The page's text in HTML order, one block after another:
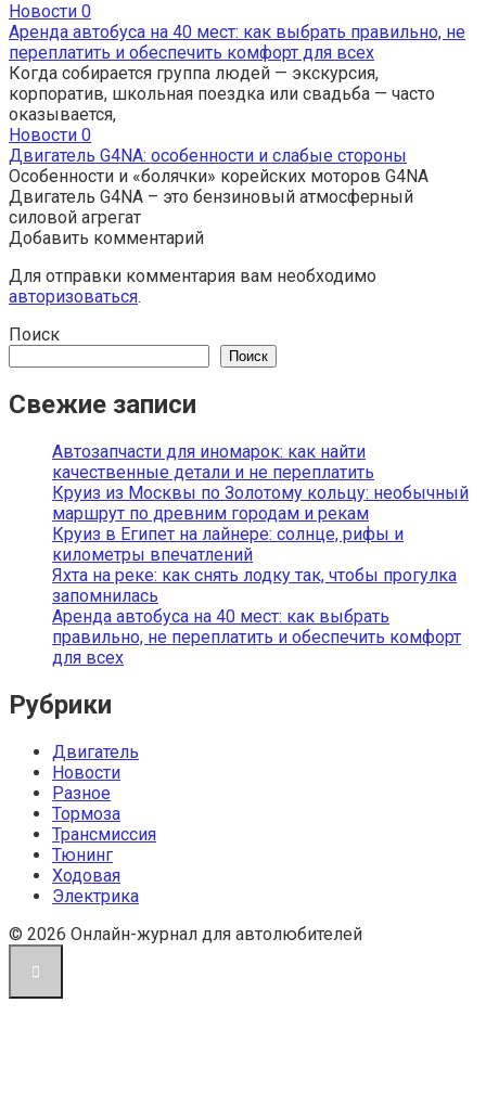
Новости 0
Аренда автобуса на 40 мест: как выбрать правильно, не
переплатить и обеспечить комфорт для всех
Когда собирается группа людей — экскурсия,
корпоратив, школьная поездка или свадьба — часто
оказывается,
Новости 0
Двигатель G4NA: особенности и слабые стороны
Особенности и «болячки» корейских моторов G4NA
Двигатель G4NA – это бензиновый атмосферный
силовой агрегат
Добавить комментарий
Для отправки комментария вам необходимо
авторизоваться.
Поиск
Поиск
Свежие записи
Автозапчасти для иномарок: как найти
качественные детали и не переплатить
Круиз из Москвы по Золотому кольцу: необычный
маршрут по древним городам и рекам
Круиз в Египет на лайнере: солнце, рифы и
километры впечатлений
Яхта на реке: как снять лодку так, чтобы прогулка
запомнилась
Аренда автобуса на 40 мест: как выбрать
правильно, не переплатить и обеспечить комфорт
для всех
Рубрики
Двигатель
Новости
Разное
Тормоза
Трансмиссия
Тюнинг
Ходовая
Электрика
© 2026 Онлайн-журнал для автолюбителей